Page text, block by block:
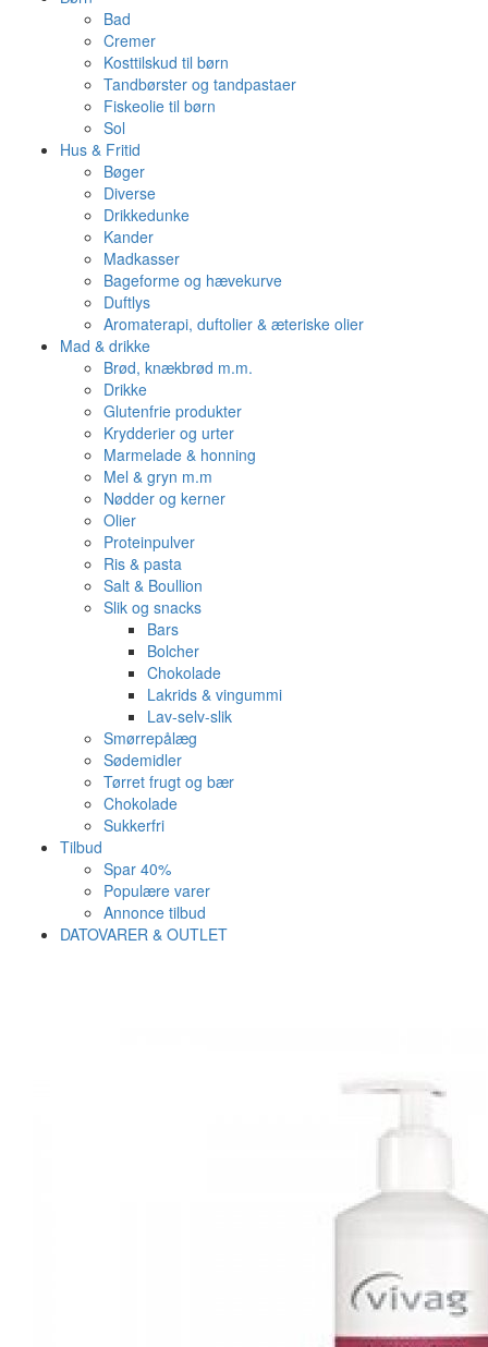
Bad
Cremer
Kosttilskud til børn
Tandbørster og tandpastaer
Fiskeolie til børn
Sol
Hus & Fritid
Bøger
Diverse
Drikkedunke
Kander
Madkasser
Bageforme og hævekurve
Duftlys
Aromaterapi, duftolier & æteriske olier
Mad & drikke
Brød, knækbrød m.m.
Drikke
Glutenfrie produkter
Krydderier og urter
Marmelade & honning
Mel & gryn m.m
Nødder og kerner
Olier
Proteinpulver
Ris & pasta
Salt & Boullion
Slik og snacks
Bars
Bolcher
Chokolade
Lakrids & vingummi
Lav-selv-slik
Smørrepålæg
Sødemidler
Tørret frugt og bær
Chokolade
Sukkerfri
Tilbud
Spar 40%
Populære varer
Annonce tilbud
DATOVARER & OUTLET